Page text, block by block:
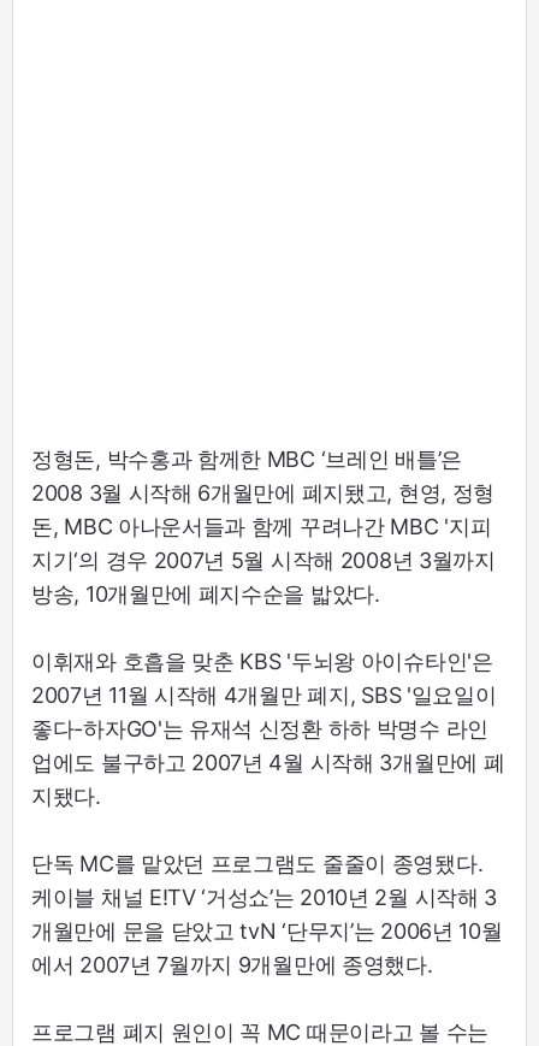
정형돈, 박수홍과 함께한 MBC ‘브레인 배틀’은
2008 3월 시작해 6개월만에 폐지됐고, 현영, 정형
돈, MBC 아나운서들과 함께 꾸려나간 MBC '지피
지기‘의 경우 2007년 5월 시작해 2008년 3월까지
방송, 10개월만에 폐지수순을 밟았다.
이휘재와 호흡을 맞춘 KBS '두뇌왕 아이슈타인'은
2007년 11월 시작해 4개월만 폐지, SBS '일요일이
좋다-하자GO'는 유재석 신정환 하하 박명수 라인
업에도 불구하고 2007년 4월 시작해 3개월만에 폐
지됐다.
단독 MC를 맡았던 프로그램도 줄줄이 종영됐다.
케이블 채널 E!TV ‘거성쇼’는 2010년 2월 시작해 3
개월만에 문을 닫았고 tvN ‘단무지’는 2006년 10월
에서 2007년 7월까지 9개월만에 종영했다.
프로그램 폐지 원인이 꼭 MC 때문이라고 볼 수는